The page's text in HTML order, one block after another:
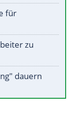
für
zu
dauern